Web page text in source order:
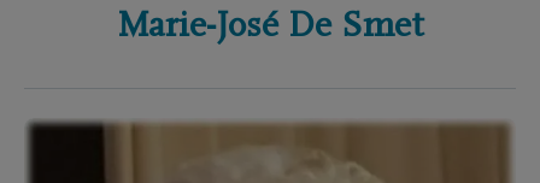
Marie-José De Smet